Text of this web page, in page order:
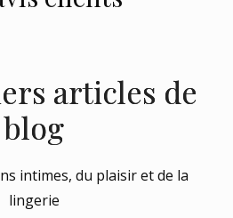
articles de
blog
intimes, du plaisir et de la
lingerie